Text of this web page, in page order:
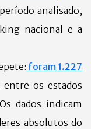
analisado,
nacional e a
foram 1.227
entre os estados
dados indicam
absolutos do